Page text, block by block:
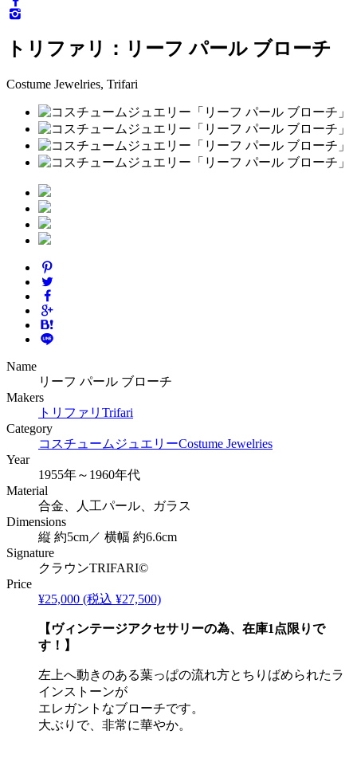
トリファリ：リーフ パール ブローチ
Costume Jewelries, Trifari
Name
リーフ パール ブローチ
Makers
トリファリ Trifari
Category
コスチュームジュエリーCostume Jewelries
Year
1955年～1960年代
Material
合金、人工パール、ガラス
Dimensions
縦 約5cm／ 横幅 約6.6cm
Signature
クラウンTRIFARI©
Price
¥25,000 (税込 ¥27,500)
【ヴィンテージアクセサリーの為、在庫1点限りで
す！】
左上へ動きのある葉っぱの流れ方とちりばめられたラ
インストーンが
エレガントなブローチです。
大ぶりで、非常に華やか。